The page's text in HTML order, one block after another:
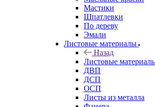
Мастики
Шпатлевки
По дереву
Эмали
Листовые материалы
Назад
Листовые
ДВП
ДСП
ОСП
Листы из металла